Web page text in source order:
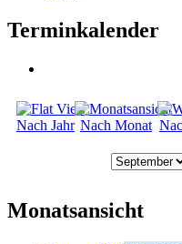
Terminkalender
Nach Jahr Nach Monat
Monatsansicht